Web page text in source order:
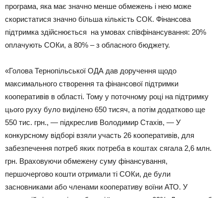
програма, яка має значно менше обмежень і нею може
скористатися значно більша кількість СОК. Фінансова
підтримка здійснюється на умовах співфінансування: 20%
оплачують СОКи, а 80% – з обласного бюджету.
«Голова Тернопільської ОДА дав доручення щодо
максимального створення та фінансової підтримки
кооперативів в області. Тому у поточному році на підтримку
цього руху було виділено 650 тисяч, а потім додатково ще
550 тис. грн., — підкреслив Володимир Стахів, — У
конкурсному відборі взяли участь 26 кооперативів, для
забезпечення потреб яких потреба в коштах сягала 2,6 млн.
грн. Враховуючи обмежену суму фінансування,
першочергово кошти отримали ті СОКи, де були
засновниками або членами кооперативу воїни АТО. У